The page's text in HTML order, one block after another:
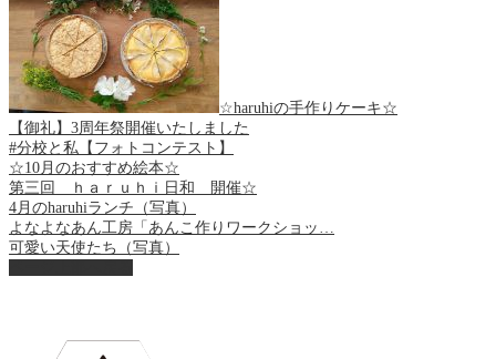
☆haruhiの手作りケーキ☆
【御礼】3周年祭開催いたしました
#分校と私【フォトコンテスト】
☆10月のおすすめ絵本☆
第三回 ｈａｒｕｈｉ日和 開催☆
4月のharuhiランチ（写真）
よなよなあん工房「あんこ作りワークショッ…
可愛い天使たち（写真）